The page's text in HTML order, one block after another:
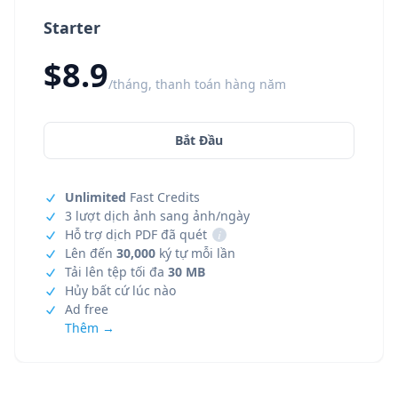
Starter
$8.9/tháng, thanh toán hàng năm
Bắt Đầu
Unlimited Fast Credits
3 lượt dịch ảnh sang ảnh/ngày
Hỗ trợ dịch PDF đã quét
i
Lên đến 30,000 ký tự mỗi lần
Tải lên tệp tối đa 30 MB
Hủy bất cứ lúc nào
Ad free
Thêm →